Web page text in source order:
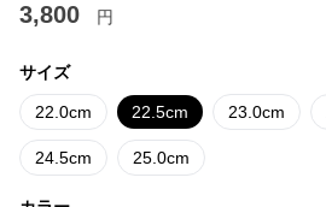
3,800 円
サイズ
22.0cm 22.5cm 23.0cm
24.5cm 25.0cm